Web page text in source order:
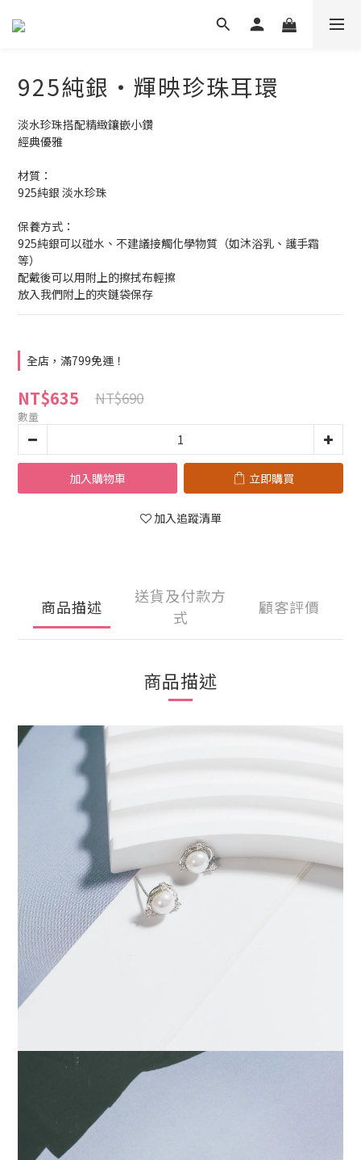
925純銀・輝映珍珠耳環
淡水珍珠搭配精緻鑲嵌小鑽
經典優雅
材質：
925純銀 淡水珍珠
保養方式：
925純銀可以碰水、不建議接觸化學物質（如沐浴乳、護手霜
等）
配戴後可以用附上的擦拭布輕擦
放入我們附上的夾鏈袋保存
全店，滿799免運！
NT$635 NT$690
數量
加入購物車 立即購買
加入追蹤清單
商品描述
送貨及付款方
式
顧客評價
商品描述